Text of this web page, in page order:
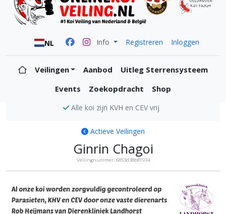
NL Info Registreren Inloggen
Veilingen Aanbod
Uitleg Sterrensysteem
Events
Zoekopdracht Shop
Alle koi zijn KVH en CEV vrij
Actieve Veilingen
Ginrin Chagoi
Veilingnummer: 6853d38b81934